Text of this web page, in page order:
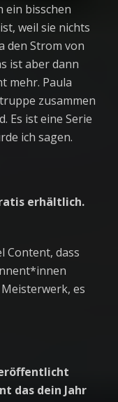
ein bisschen
weil sie nichts
den Strom von
ist aber dann
mehr. Paula
zusammen
Es ist eine Serie
ich sagen.
erhältlich.
Content, dass
es
das dein Jahr